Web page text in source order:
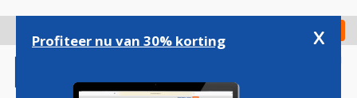
gaan
Check in
Profiteer nu van 30% korting x